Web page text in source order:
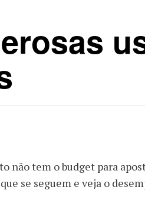
não tem o budget para
se seguem e veja o